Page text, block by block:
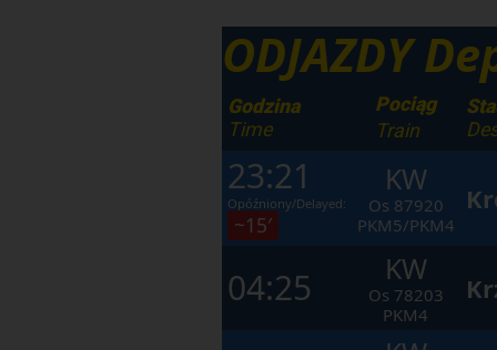
ODJAZDY
Godzina
Time
Pociąg
Train
23:21
Opóźniony/Delayed:
~15′
KW
Os 87920
PKM5/PKM4
04:25
KW
Os 78203
PKM4